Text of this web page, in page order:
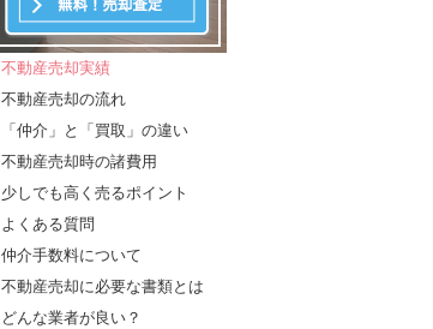
不動産売却実績
不動産売却の流れ
「仲介」と「買取」の違い
不動産売却時の諸費用
少しでも高く売るポイント
よくある質問
仲介手数料について
不動産売却に必要な書類とは
どんな業者が良い？